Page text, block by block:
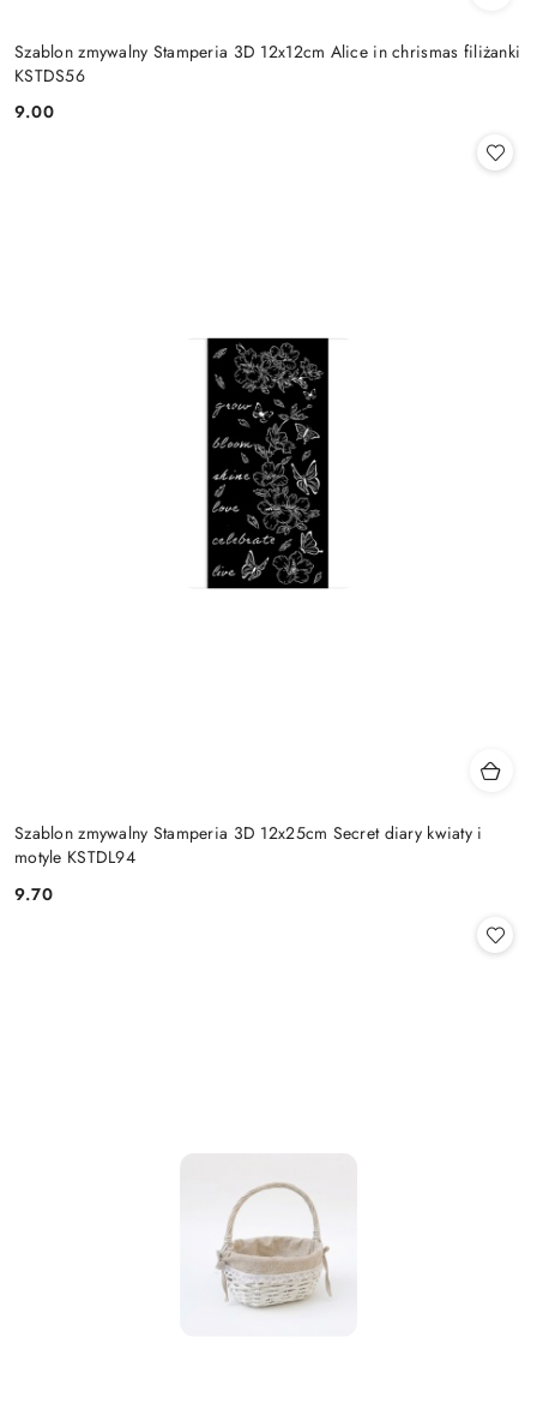
Szablon zmywalny Stamperia 3D 12x12cm Alice in chrismas filiżanki
KSTDS56
Cena:
9.00
Szablon zmywalny Stamperia 3D 12x25cm Secret diary kwiaty i
motyle KSTDL94
Cena:
9.70